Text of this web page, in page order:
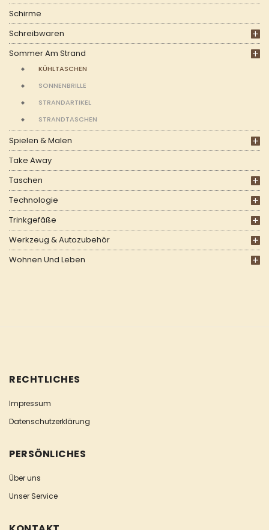
Schirme
Schreibwaren
Sommer Am Strand
KÜHLTASCHEN
SONNENBRILLE
STRANDARTIKEL
STRANDTASCHEN
Spielen & Malen
Take Away
Taschen
Technologie
Trinkgefäße
Werkzeug & Autozubehör
Wohnen Und Leben
RECHTLICHES
Impressum
Datenschutzerklärung
PERSÖNLICHES
Über uns
Unser Service